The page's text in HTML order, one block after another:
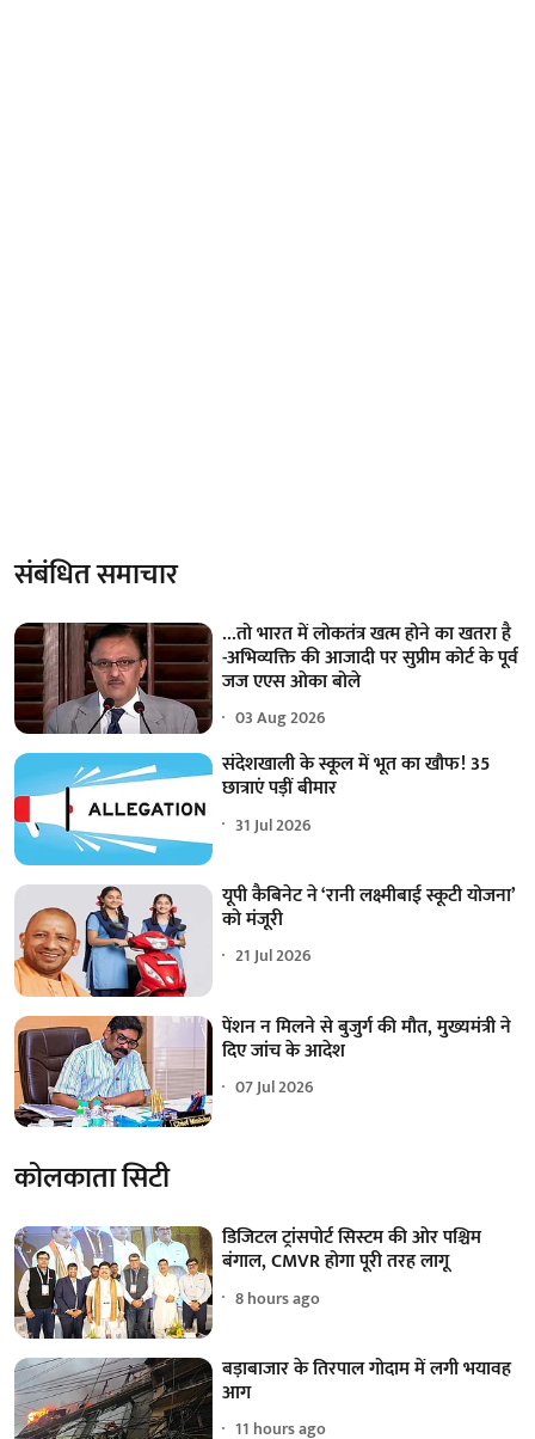
संबंधित समाचार
...तो भारत में लोकतंत्र खत्म होने का खतरा है
-अभिव्यक्ति की आजादी पर सुप्रीम कोर्ट के पूर्व
जज एएस ओका बोले
03 Aug 2026
संदेशखाली के स्कूल में भूत का खौफ! 35
छात्राएं पड़ीं बीमार
31 Jul 2026
यूपी कैबिनेट ने ‘रानी लक्ष्मीबाई स्कूटी योजना’
को मंजूरी
21 Jul 2026
पेंशन न मिलने से बुजुर्ग की मौत, मुख्यमंत्री ने
दिए जांच के आदेश
07 Jul 2026
कोलकाता सिटी
डिजिटल ट्रांसपोर्ट सिस्टम की ओर पश्चिम
बंगाल, CMVR होगा पूरी तरह लागू
8 hours ago
बड़ाबाजार के तिरपाल गोदाम में लगी भयावह
आग
11 hours ago